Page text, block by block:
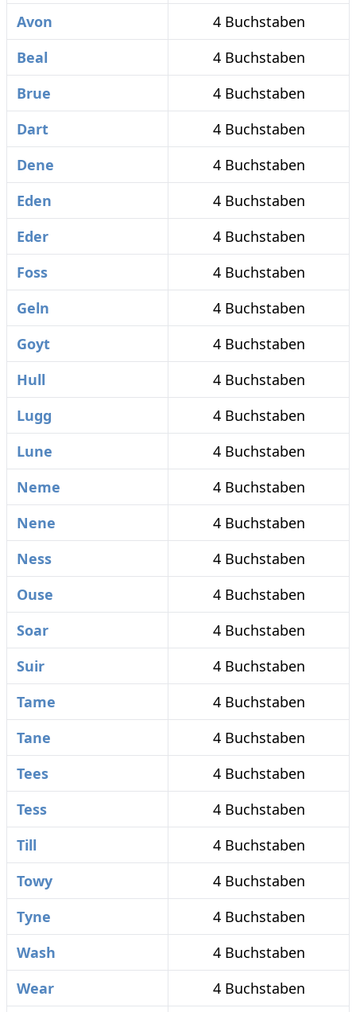
Avon
4 Buchstaben
Beal
4 Buchstaben
Brue
4 Buchstaben
Dart
4 Buchstaben
Dene
4 Buchstaben
Eden
4 Buchstaben
Eder
4 Buchstaben
Foss
4 Buchstaben
Geln
4 Buchstaben
Goyt
4 Buchstaben
Hull
4 Buchstaben
Lugg
4 Buchstaben
Lune
4 Buchstaben
Neme
4 Buchstaben
Nene
4 Buchstaben
Ness
4 Buchstaben
Ouse
4 Buchstaben
Soar
4 Buchstaben
Suir
4 Buchstaben
Tame
4 Buchstaben
Tane
4 Buchstaben
Tees
4 Buchstaben
Tess
4 Buchstaben
Till
4 Buchstaben
Towy
4 Buchstaben
Tyne
4 Buchstaben
Wash
4 Buchstaben
Wear
4 Buchstaben